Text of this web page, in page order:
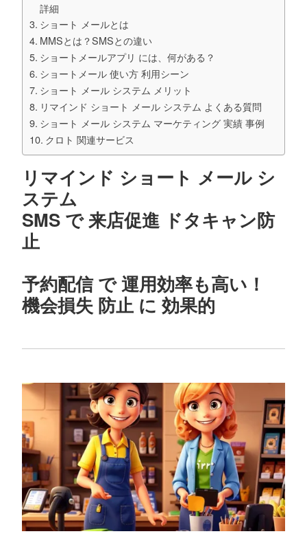
詳細
ショート メールとは
MMSとは？SMSとの違い
ショートメールアプリ には、何がある？
ショートメール 使い方 利用シーン
ショート メール システム メリット
リマインド ショート メール システム よくある質問
ショート メール システム マーケティング 実績 事例
クロト 関連サービス
リマインド ショート メール シ
ステム
SMS で 来店促進 ドタキャン防
止
予約配信 で 運用効率も高い！
機会損失 防止 に 効果的